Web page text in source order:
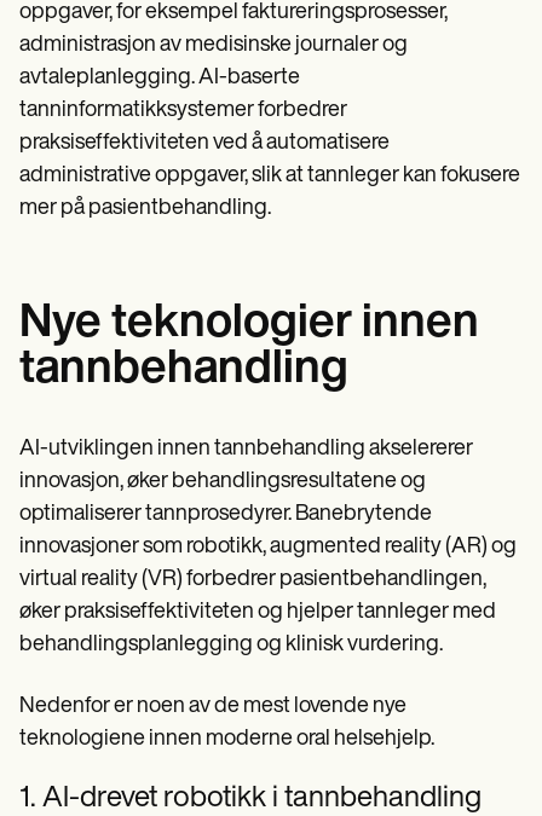
oppgaver, for eksempel faktureringsprosesser,
administrasjon av medisinske journaler og
avtaleplanlegging. AI-baserte
tanninformatikksystemer forbedrer
praksiseffektiviteten ved å automatisere
administrative oppgaver, slik at tannleger kan fokusere
mer på pasientbehandling.
Nye teknologier innen
tannbehandling
AI-utviklingen innen tannbehandling akselererer
innovasjon, øker behandlingsresultatene og
optimaliserer tannprosedyrer. Banebrytende
innovasjoner som robotikk, augmented reality (AR) og
virtual reality (VR) forbedrer pasientbehandlingen,
øker praksiseffektiviteten og hjelper tannleger med
behandlingsplanlegging og klinisk vurdering.
Nedenfor er noen av de mest lovende nye
teknologiene innen moderne oral helsehjelp.
1. AI-drevet robotikk i tannbehandling